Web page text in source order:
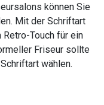
können Sie
Mit der Schriftart
Touch für ein
Friseur sollte
wählen.